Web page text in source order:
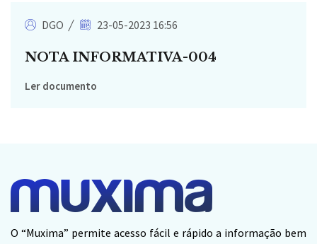
DGO 23-05-2023 16:56
NOTA INFORMATIVA-004
Ler documento
O “Muxima” permite acesso fácil e rápido a informação bem